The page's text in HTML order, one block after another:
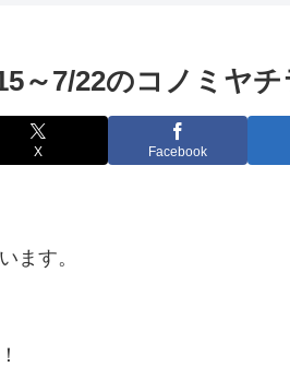
～7/22のコノミヤチ
X Facebook
ます。